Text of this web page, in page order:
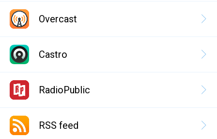
Overcast
Castro
RadioPublic
RSS feed